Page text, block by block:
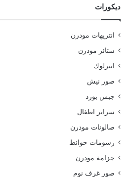
ديكورات
انتريهات مودرن
ستائر مودرن
انترلوك
صور نيش
جبس بورد
سراير اطفال
صالونات مودرن
رسومات حوائط
جزامة مودرن
صور غرف نوم